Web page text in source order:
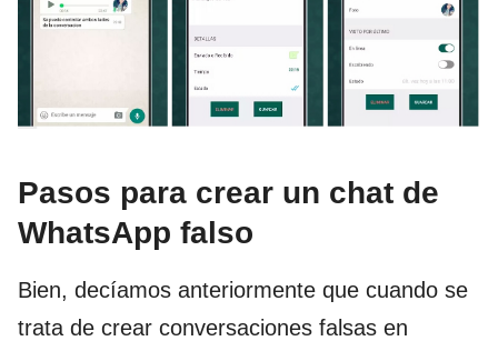
Pasos para crear un chat de
WhatsApp falso
Bien, decíamos anteriormente que cuando se
trata de crear conversaciones falsas en